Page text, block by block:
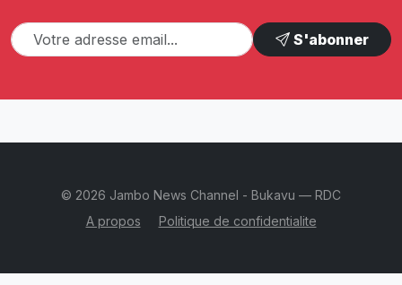
S'abonner
© 2026 Jambo News Channel - Bukavu — RDC
A propos
Politique de confidentialite